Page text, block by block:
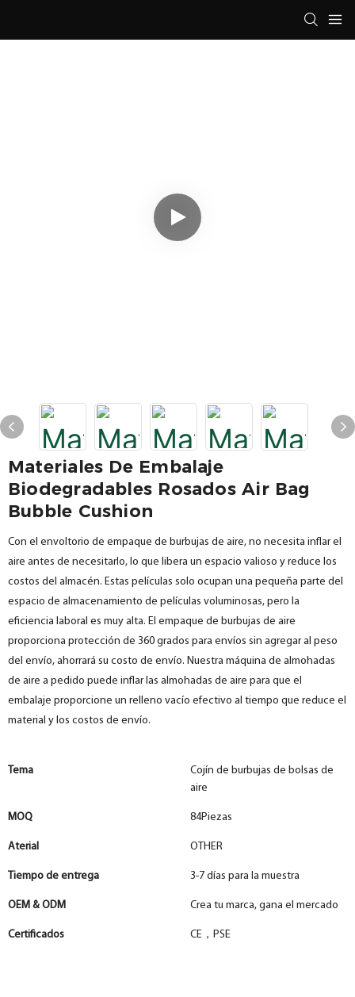
Materiales De Embalaje
Biodegradables Rosados ​​Air Bag
Bubble Cushion
Con el envoltorio de empaque de burbujas de aire, no necesita inflar el
aire antes de necesitarlo, lo que libera un espacio valioso y reduce los
costos del almacén. Estas películas solo ocupan una pequeña parte del
espacio de almacenamiento de películas voluminosas, pero la
eficiencia laboral es muy alta. El empaque de burbujas de aire
proporciona protección de 360 ​​grados para envíos sin agregar al peso
del envío, ahorrará su costo de envío. Nuestra máquina de almohadas
de aire a pedido puede inflar las almohadas de aire para que el
embalaje proporcione un relleno vacío efectivo al tiempo que reduce el
material y los costos de envío.
Tema
Cojín de burbujas de bolsas de
aire
MOQ 84Piezas
Aterial OTHER
Tiempo de entrega 3-7 días para la muestra
OEM & ODM Crea tu marca, gana el mercado
Certificados CE，PSE